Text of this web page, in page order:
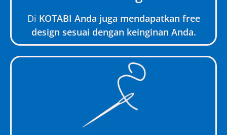
Di KOTABI Anda juga mendapatkan free
design sesuai dengan keinginan Anda.